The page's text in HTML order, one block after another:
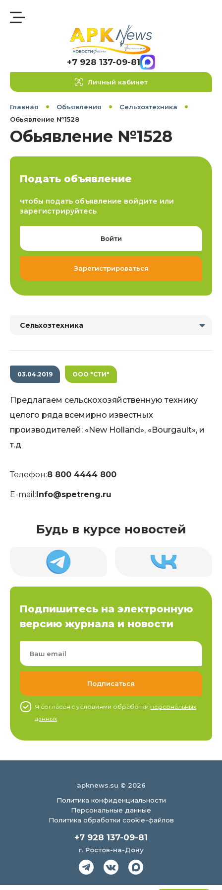
+7 928 137-09-81
Личный кабинет
Главная Объявления
Сельхозтехника
Обьявление №1528
Обьявление №1528
Подать объявление
чтобы подать объявление войдите или
зарегистрируйтесь
Войти
Зарегистрироваться
Сельхозтехника
03.04.2019 ООО "СТИ"
Предлагаем сельскохозяйственную технику
целого ряда всемирно известных
производителей: «New Holland», «Bourgault», и
т.д
Телефон:8 800 4444 800
E-mail:Info@spetreng.ru
Будь в курсе новостей
Подпишитесь на электронную
версию журнала и новости
Я согласен c условиями обработки персональных
данных
apknews.su © 2026
Политика конфиденциальности
Персональные данные
Политика обработки cookie-файлов
+7 928 137-09-81
г. Ростов-на-Дону